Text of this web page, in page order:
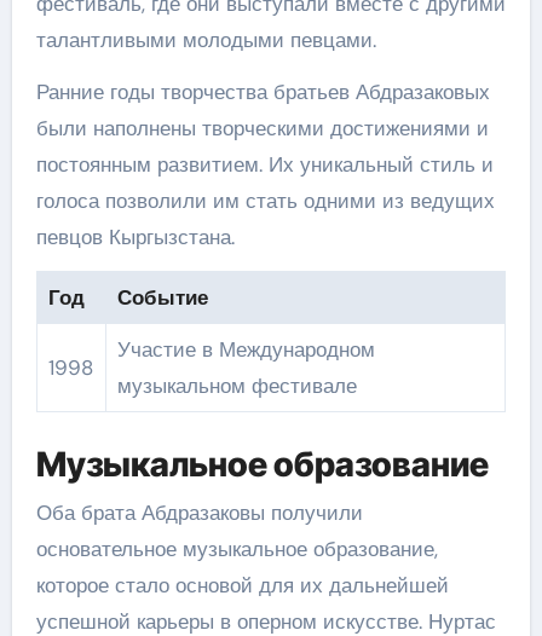
талантливыми молодыми певцами.
Ранние годы творчества братьев Абдразаковых
были наполнены творческими достижениями и
постоянным развитием. Их уникальный стиль и
голоса позволили им стать одними из ведущих
певцов Кыргызстана.
Год Событие
1998
Участие в Международном
музыкальном фестивале
Музыкальное образование
Оба брата Абдразаковы получили
основательное музыкальное образование,
которое стало основой для их дальнейшей
успешной карьеры в оперном искусстве. Нуртас